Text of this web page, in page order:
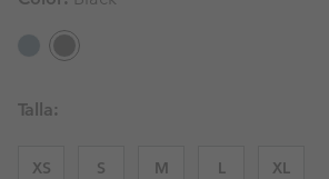
Talla:
XS S M L XL